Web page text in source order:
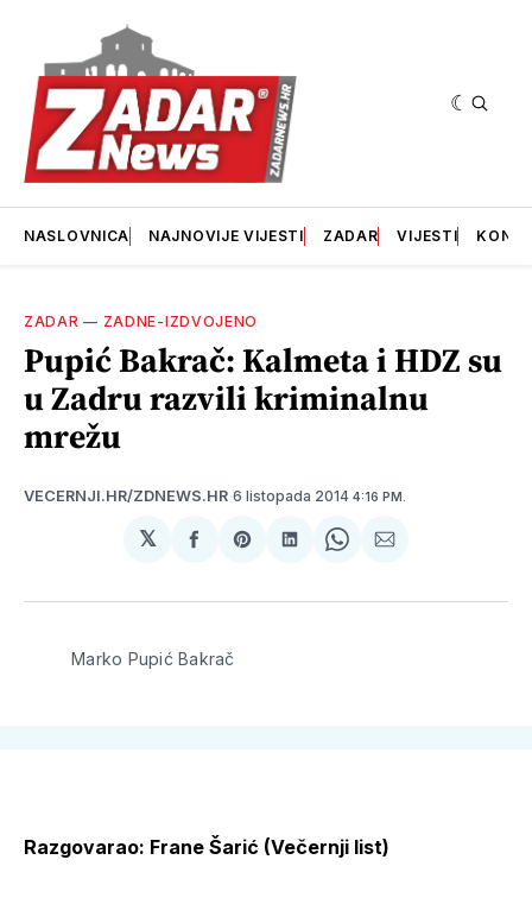
NASLOVNICA NAJNOVIJE VIJESTI ZADAR VIJESTI
ZADAR — ZADNE-IZDVOJENO
Pupić Bakrač: Kalmeta i HDZ su
u Zadru razvili kriminalnu
mrežu
VECERNJI.HR/ZDNEWS.HR 6 listopada 2014 4:16 PM.
𝕏
podijeliSharepodijeliSharepodijeli
Marko Pupić Bakrač
Razgovarao: Frane Šarić (Večernji list)